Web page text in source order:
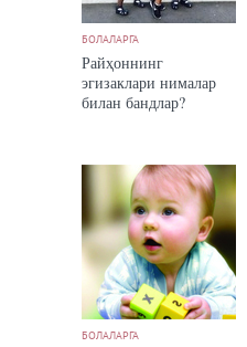
БОЛАЛАРГА
Райҳоннинг
эгизаклари нималар
билан бандлар?
БОЛАЛАРГА